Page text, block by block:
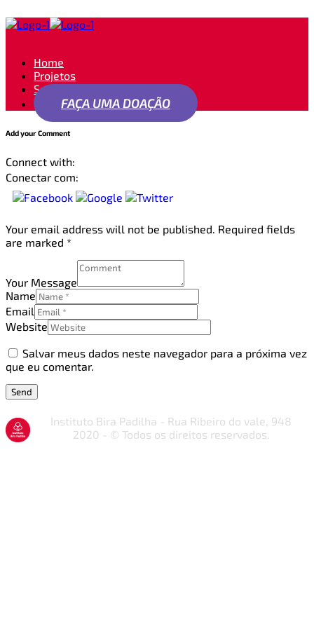
Home
Projetos
Seja um apoiador
FAÇA UMA DOAÇÃO
Add your Comment
Connect with:
Conectar com:
Your email address will not be published. Required fields
are marked *
Your Message
Name
Email
Website
Salvar meus dados neste navegador para a próxima vez
que eu comentar.
Instituto Bira Padilha - Rua Ribeiro do vale, 948
2020 - © Todos os direitos reservados.